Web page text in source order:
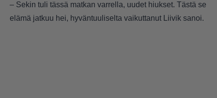
– Sekin tuli tässä matkan varrella, uudet hiukset. Tästä se
elämä jatkuu hei, hyväntuuliselta vaikuttanut Liivik sanoi.